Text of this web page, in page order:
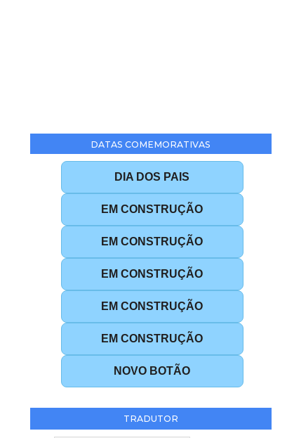
DATAS COMEMORATIVAS
DIA DOS PAIS
EM CONSTRUÇÃO
EM CONSTRUÇÃO
EM CONSTRUÇÃO
EM CONSTRUÇÃO
EM CONSTRUÇÃO
NOVO BOTÃO
TRADUTOR